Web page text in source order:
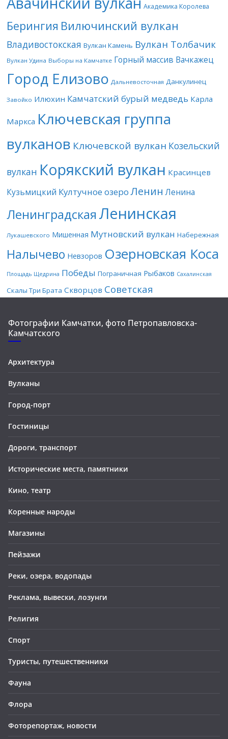
Академика Королева
Берингия Вилючинский вулкан
Владивостокская Вулкан Камень Вулкан Толбачик
Вулкан Удина Выборы на Камчатке Горный массив Вачкажец
Город Елизово Дальневосточная Данкулинец
Завойко Илюхин Камчатский бурый медведь Карла
Маркса Ключевская группа
вулканов Ключевской вулкан Козельский
вулкан Корякский вулкан Красинцев
Кузьмицкий Култучное озеро Ленин Ленина
Ленинградская Ленинская
Лукашевского Мишенная Мутновский вулкан Набережная
Налычево Невзоров Озерновская Коса
Площадь Щедрина Победы Пограничная Рыбаков Сахалинская
Скалы Три Брата Скворцов Советская
Фотографии Камчатки, фото Петропавловска-
Камчатского
Архитектура
Вулканы
Город-порт
Гостиницы
Дороги, транспорт
Исторические места, памятники
Кино, театр
Коренные народы
Магазины
Пейзажи
Реки, озера, водопады
Реклама, вывески, лозунги
Религия
Спорт
Туристы, путешественники
Фауна
Флора
Фоторепортаж, новости